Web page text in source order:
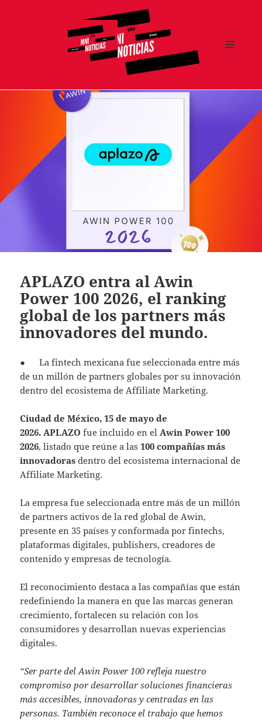
APLAZO entra al Awin
Power 100 2026, el ranking
global de los partners más
innovadores del mundo.
● La fintech mexicana fue seleccionada entre más
de un millón de partners globales por su innovación
dentro del ecosistema de Affiliate Marketing.
Ciudad de México, 15 de mayo de
2026. APLAZOfue incluido en el Awin Power 100
2026, listado que reúne a las100 compañías más
innovadoras dentro del ecosistema internacional de
Affiliate Marketing.
La empresa fue seleccionada entre más de un millón
de partners activos de la red global de Awin,
presente en 35 países y conformada por fintechs,
plataformas digitales, publishers, creadores de
contenido y empresas de tecnología.
El reconocimiento destaca a las compañías que están
redefiniendo la manera en que las marcas generan
crecimiento, fortalecen su relación con los
consumidores y desarrollan nuevas experiencias
digitales.
“Ser parte del Awin Power 100 refleja nuestro
compromiso por desarrollar soluciones financieras
más accesibles, innovadoras y centradas en las
personas. También reconoce el trabajo que hemos